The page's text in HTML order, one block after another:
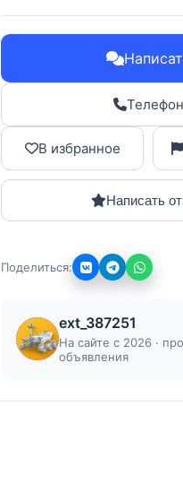
Телефон
В избранное
Написать
Поделиться:
ext_387251
На сайте с 2026 ·
объявления